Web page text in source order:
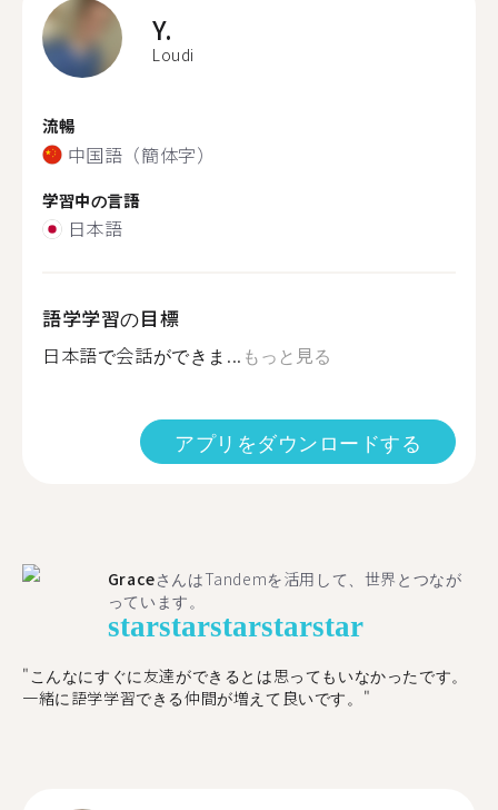
Y.
Loudi
流暢
中国語（簡体字）
学習中の言語
日本語
語学学習の目標
日本語で会話ができま... もっと見る
アプリをダウンロードする
GraceさんはTandemを活用して、世界とつなが
っています。
starstarstarstarstar
"こんなにすぐに友達ができるとは思ってもいなかったです。
一緒に語学学習できる仲間が増えて良いです。"